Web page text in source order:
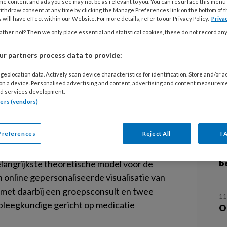
van Angelien Sieben over
patiënt
en evalueren van een interventie
en vaatpatiënten te verbeteren. Het
theoretische model voor de
gepersonaliseerde visualisatie van
daarbij een groepsconsult en twee
gericht op medicatie
1
1
consent at any time by clicking the Manage Preferences link on the bottom of
will have effect within our Website. For more details, refer to our Privacy Policy.
not? Then we only place essential and statistical cookies, these do not record
partners process data to provide:
data. Actively scan device characteristics for identification. Store and/or
a device. Personalised advertising and content, advertising and content
services development.
(vendors)
Reject All I